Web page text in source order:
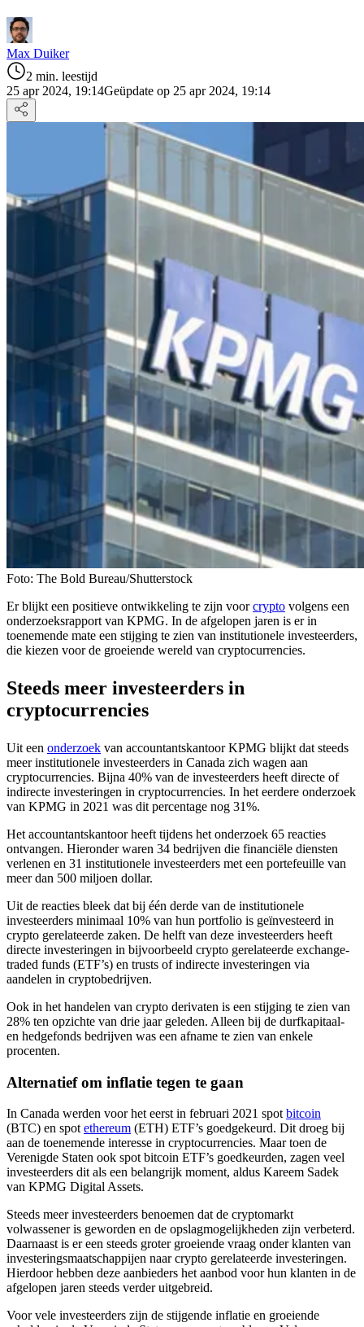
Max Duiker
2 min. leestijd
25 apr 2024, 19:14Geüpdate op 25 apr 2024, 19:14
Foto: The Bold Bureau/Shutterstock
Er blijkt een positieve ontwikkeling te zijn voorcrypto volgens een
onderzoeksrapport van KPMG. In de afgelopen jaren is er in
toenemende mate een stijging te zien van institutionele investeerders,
die kiezen voor de groeiende wereld van cryptocurrencies.
Steeds meer investeerders in
cryptocurrencies
Uit een onderzoek van accountantskantoor KPMG blijkt dat steeds
meer institutionele investeerders in Canada zich wagen aan
cryptocurrencies. Bijna 40% van de investeerders heeft directe of
indirecte investeringen in cryptocurrencies. In het eerdere onderzoek
van KPMG in 2021 was dit percentage nog 31%.
Het accountantskantoor heeft tijdens het onderzoek 65 reacties
ontvangen. Hieronder waren 34 bedrijven die financiële diensten
verlenen en 31 institutionele investeerders met een portefeuille van
meer dan 500 miljoen dollar.
Uit de reacties bleek dat bij één derde van de institutionele
investeerders minimaal 10% van hun portfolio is geïnvesteerd in
crypto gerelateerde zaken. De helft van deze investeerders heeft
directe investeringen in bijvoorbeeld crypto gerelateerde exchange-
traded funds (ETF’s) en trusts of indirecte investeringen via
aandelen in cryptobedrijven.
Ook in het handelen van crypto derivaten is een stijging te zien van
28% ten opzichte van drie jaar geleden. Alleen bij de durfkapitaal-
en hedgefonds bedrijven was een afname te zien van enkele
procenten.
Alternatief om inflatie tegen te gaan
In Canada werden voor het eerst in februari 2021 spot bitcoin
(BTC) en spot ethereum (ETH) ETF’s goedgekeurd. Dit droeg bij
aan de toenemende interesse in cryptocurrencies. Maar toen de
Verenigde Staten ook spot bitcoin ETF’s goedkeurden, zagen veel
investeerders dit als een belangrijk moment, aldus Kareem Sadek
van KPMG Digital Assets.
Steeds meer investeerders benoemen dat de cryptomarkt
volwassener is geworden en de opslagmogelijkheden zijn verbeterd.
Daarnaast is er een steeds groter groeiende vraag onder klanten van
investeringsmaatschappijen naar crypto gerelateerde investeringen.
Hierdoor hebben deze aanbieders het aanbod voor hun klanten in de
afgelopen jaren steeds verder uitgebreid.
Voor vele investeerders zijn de stijgende inflatie en groeiende